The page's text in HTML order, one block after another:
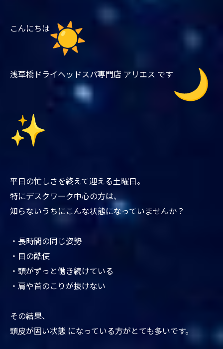
こんにちは
浅草橋ドライヘッドスパ専門店 アリエス です
平日の忙しさを終えて迎える土曜日。
特にデスクワーク中心の方は、
知らないうちにこんな状態になっていませんか？
・長時間の同じ姿勢
・目の酷使
・頭がずっと働き続けている
・肩や首のこりが抜けない
その結果、
頭皮が固い状態 になっている方がとても多いです。